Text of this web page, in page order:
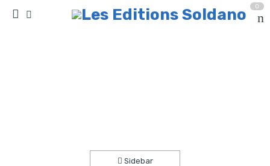
0
Sidebar